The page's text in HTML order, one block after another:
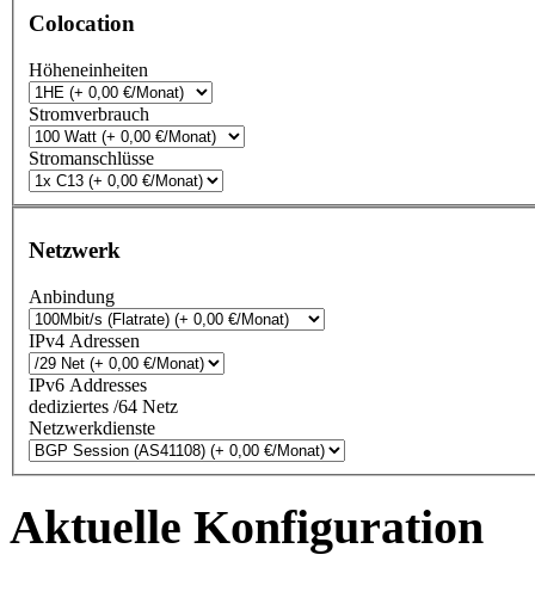
Colocation
Höheneinheiten
Stromverbrauch
Stromanschlüsse
Netzwerk
Anbindung
IPv4 Adressen
IPv6 Addresses
dediziertes /64 Netz
Netzwerkdienste
Aktuelle Konfiguration